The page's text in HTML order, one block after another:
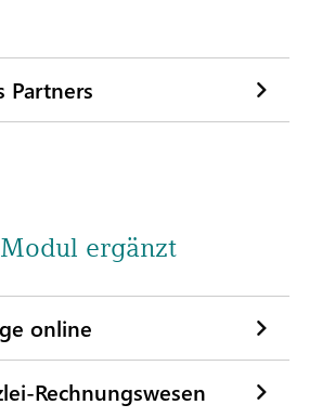
Partners
ergänzt
online
Rechnungswesen